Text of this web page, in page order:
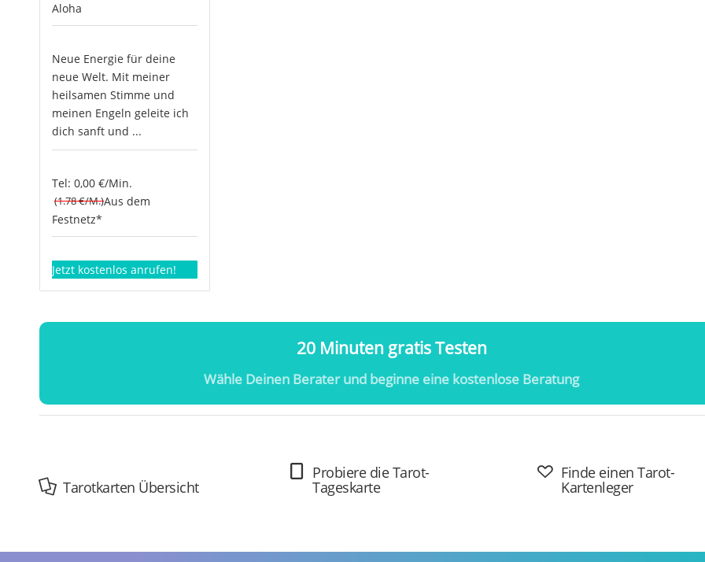
Aloha
Neue Energie für deine
neue Welt. Mit meiner
heilsamen Stimme und
meinen Engeln geleite ich
dich sanft und ...
Tel: 0,00 €/Min.
(1.78 €/M.)Aus dem
Festnetz*
Jetzt kostenlos anrufen!
20 Minuten gratis Testen
Wähle Deinen Berater und beginne eine kostenlose Beratung
Tarotkarten Übersicht
Probiere die Tarot-
Tageskarte
Finde einen Tarot-
Kartenleger